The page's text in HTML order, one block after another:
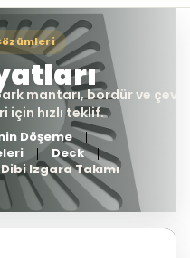
Döşeme
Deck
Izgara Takımı